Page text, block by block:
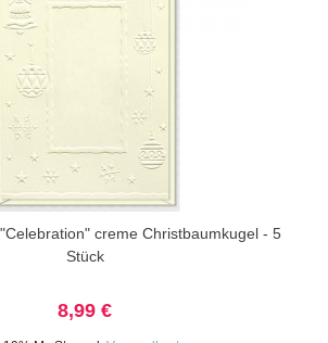
creme Christbaumkugel - 5
Stück
8,99 €